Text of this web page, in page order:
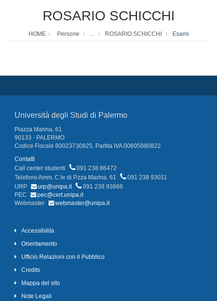
ROSARIO SCHICCHI
HOME Persone ... ROSARIO SCHICCHI Esami
Università degli Studi di Palermo
Piazza Marina, 61
90133 - PALERMO
Codice Fiscale 80023730825, Partita IVA 00605880822
Contatti
Call center studenti
091 238 86472
Telefono Amm. C.le di P.zza Marina, 61
091 238 93011
URP
urp@unipa.it
091 238 93666
PEC
pec@cert.unipa.it
Webmaster
webmaster@unipa.it
Accessibilità
Orientamento
Ufficio Relazioni con il Pubblico
Credits
Mappa del sito
Note Legali